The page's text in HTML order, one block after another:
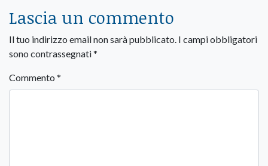
Lascia un commento
Il tuo indirizzo email non sarà pubblicato. I campi obbligatori
sono contrassegnati*
Commento *